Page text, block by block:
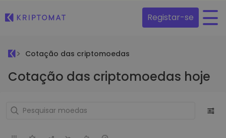
Registar-se
Cotação das criptomoedas
Cotação das criptomoedas hoje